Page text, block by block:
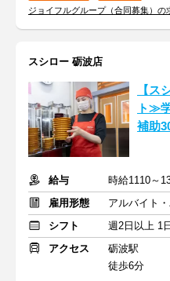
ジョイフルグループ（合同募集）の
スシロー 砺波店
【ス
ト≫
補助
給与
時給1110～
雇用形態
アルバイト
シフト
週2日以上 1
アクセス
砺波駅
徒歩6分